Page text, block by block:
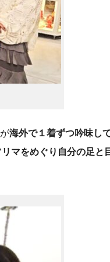
海外で１着ずつ吟味し
マをめぐり自分の足と